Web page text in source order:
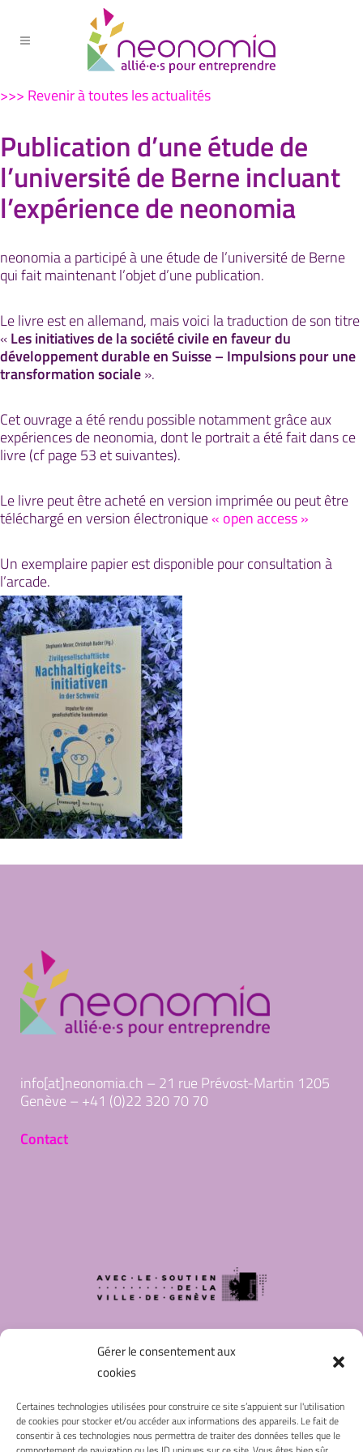
Gérer le consentement aux
cookies
Certaines technologies utilisées pour construire ce site s’appuient sur l'utilisation
de cookies pour stocker et/ou accéder aux informations des appareils. Le fait de
consentir à ces technologies nous permettra de traiter des données telles que le
>>> Revenir à toutes les actualités
Publication d’une étude de
l’université de Berne incluant
l’expérience de neonomia
neonomia a participé à une étude de l’université de Berne
qui fait maintenant l’objet d’une publication.
Le livre est en allemand, mais voici la traduction de son titre
«Les initiatives de la société civile en faveur du
développement durable en Suisse – Impulsions pour une
transformation sociale».
Cet ouvrage a été rendu possible notamment grâce aux
expériences de neonomia, dont le portrait a été fait dans ce
livre (cf page 53 et suivantes).
Le livre peut être acheté en version imprimée ou peut être
téléchargé en version électronique« open access »
Un exemplaire papier est disponible pour consultation à
l’arcade.
info[at]neonomia.ch – 21 rue Prévost-Martin 1205
Genève – +41 (0)22 320 70 70
Contact
NOUS SUIVRE